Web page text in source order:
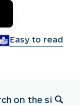
Easy to read